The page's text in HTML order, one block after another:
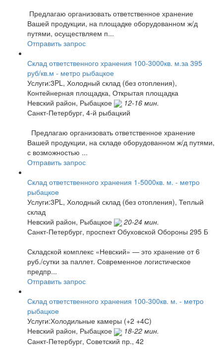
Предлагаю организовать ответственное хранение
Вашей продукции, на площадке оборудованном ж/д
путями, осуществляем п...
Отправить запрос
Склад ответственного хранения 100-3000кв. м.за 395
руб/кв.м - метро рыбацкое
Услуги:3PL, Холодный склад (без отопления),
Контейнерная площадка, Открытая площадка
Невский район, Рыбацкое
12-16 мин.
Санкт-Петербург, 4-й рыбацкий
Предлагаю организовать ответственное хранение
Вашей продукции, на складе оборудованном ж/д путями,
с возможностью ...
Отправить запрос
Склад ответственного хранения 1-5000кв. м. - метро
рыбацкое
Услуги:3PL, Холодный склад (без отопления), Теплый
склад
Невский район, Рыбацкое
20-24 мин.
Санкт-Петербург, проспект Обуховской Обороны 295 Б
Складской комплекс «Невский» — это хранение от 6
руб./сутки за паллет. Современное логистическое
предпр...
Отправить запрос
Склад ответственного хранения 100-300кв. м. - метро
рыбацкое
Услуги:Холодильные камеры (+2 +4С)
Невский район, Рыбацкое
18-22 мин.
Санкт-Петербург, Советский пр., 42